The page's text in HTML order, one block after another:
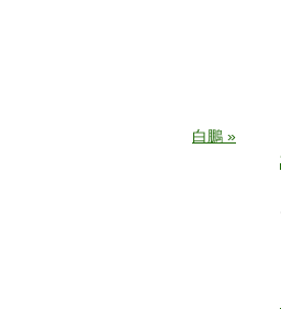
白鵬 »